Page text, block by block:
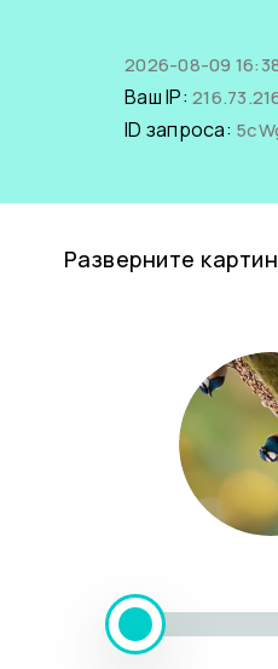
2026-08-09
Ваш IP:
ID запроса:
Разверните